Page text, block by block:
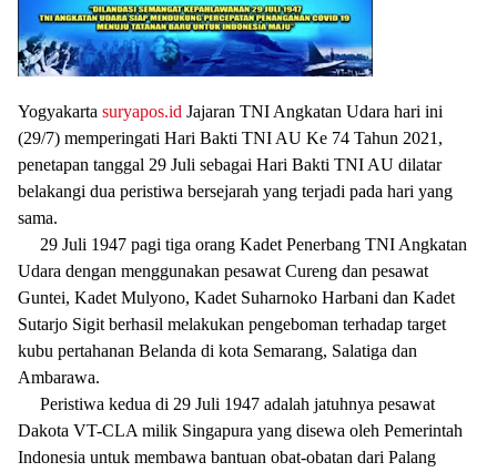
Yogyakarta suryapos.id Jajaran TNI Angkatan Udara hari ini
(29/7) memperingati Hari Bakti TNI AU Ke 74 Tahun 2021,
penetapan tanggal 29 Juli sebagai Hari Bakti TNI AU dilatar
belakangi dua peristiwa bersejarah yang terjadi pada hari yang
sama.
29 Juli 1947 pagi tiga orang Kadet Penerbang TNI Angkatan
Udara dengan menggunakan pesawat Cureng dan pesawat
Guntei, Kadet Mulyono, Kadet Suharnoko Harbani dan Kadet
Sutarjo Sigit berhasil melakukan pengeboman terhadap target
kubu pertahanan Belanda di kota Semarang, Salatiga dan
Ambarawa.
Peristiwa kedua di 29 Juli 1947 adalah jatuhnya pesawat
Dakota VT-CLA milik Singapura yang disewa oleh Pemerintah
Indonesia untuk membawa bantuan obat-obatan dari Palang